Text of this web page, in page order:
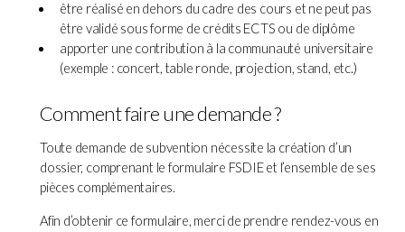
être réalisé en dehors du cadre des cours et ne peut pas
être validé sous forme de crédits ECTS ou de diplôme
apporter une contribution à la communauté universitaire
(exemple : concert, table ronde, projection, stand, etc.)
Comment faire une demande ?
Toute demande de subvention nécessite la création d’un
dossier, comprenant le formulaire FSDIE et l’ensemble de ses
pièces complémentaires.
Afin d’obtenir ce formulaire, merci de prendre rendez-vous en